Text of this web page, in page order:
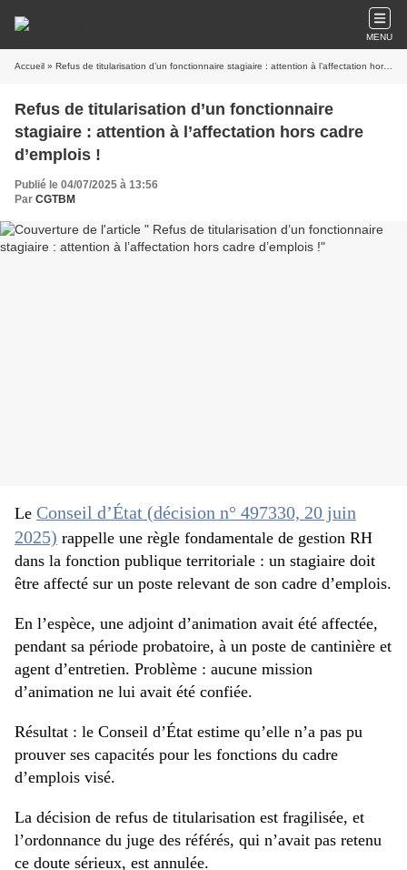
MENU
Accueil » Refus de titularisation d’un fonctionnaire stagiaire : attention à l’affectation hors cadre d’emplois !
Refus de titularisation d’un fonctionnaire
stagiaire : attention à l’affectation hors cadre
d’emplois !
Publié le 04/07/2025 à 13:56
Par CGTBM
Le Conseil d’État (décision n° 497330, 20 juin
2025) rappelle une règle fondamentale de gestion RH
dans la fonction publique territoriale : un stagiaire doit
être affecté sur un poste relevant de son cadre d’emplois.
En l’espèce, une adjoint d’animation avait été affectée,
pendant sa période probatoire, à un poste de cantinière et
agent d’entretien. Problème : aucune mission
d’animation ne lui avait été confiée.
Résultat : le Conseil d’État estime qu’elle n’a pas pu
prouver ses capacités pour les fonctions du cadre
d’emplois visé.
La décision de refus de titularisation est fragilisée, et
l’ordonnance du juge des référés, qui n’avait pas retenu
ce doute sérieux, est annulée.